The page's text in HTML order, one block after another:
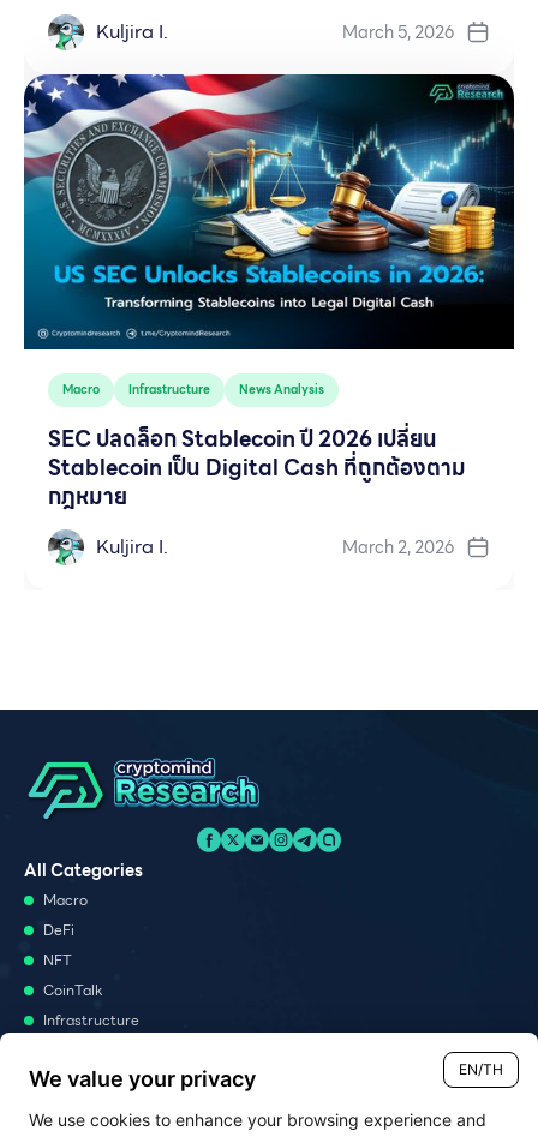
Kuljira I. March 5, 2026
Macro Infrastructure News Analysis
SEC ปลดล็อก Stablecoin ปี 2026 เปลี่ยน
Stablecoin เป็น Digital Cash ที่ถูกต้องตาม
กฎหมาย
Kuljira I. March 2, 2026
All Categories
Macro
DeFi
NFT
CoinTalk
Infrastructure
Podcast
Monthly Report
EN/TH
We value your privacy
We use cookies to enhance your browsing experience and